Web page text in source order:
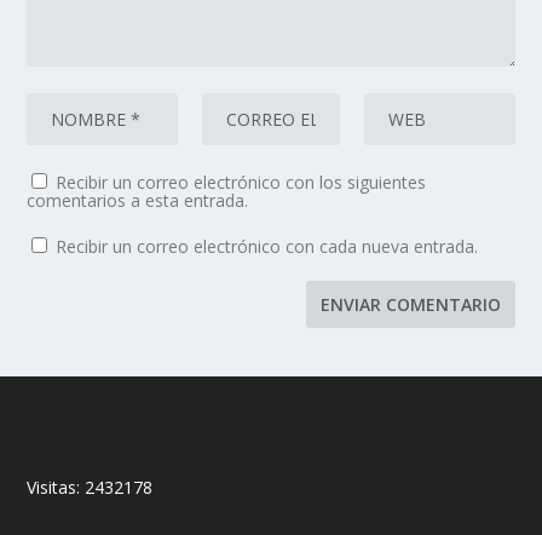
Recibir un correo electrónico con los siguientes
comentarios a esta entrada.
Recibir un correo electrónico con cada nueva entrada.
Visitas: 2432178